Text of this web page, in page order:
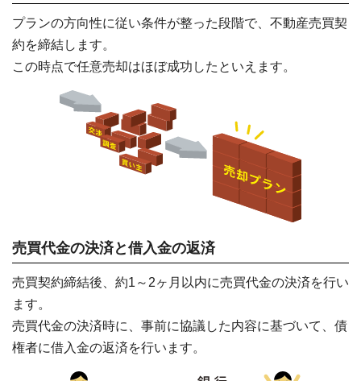
プランの方向性に従い条件が整った段階で、不動産売買契
約を締結します。
この時点で任意売却はほぼ成功したといえます。
売買代金の決済と借入金の返済
売買契約締結後、約1～2ヶ月以内に売買代金の決済を行い
ます。
売買代金の決済時に、事前に協議した内容に基づいて、債
権者に借入金の返済を行います。